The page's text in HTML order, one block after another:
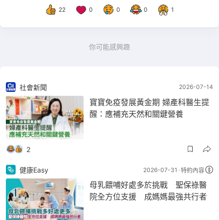
22 0 0 0 1
你可能感興趣
社會新聞 2026-07-14
寶寶免疫發展黃金期 婦產科醫生提
醒：應補充天然和關鍵營養
2
健康Easy 2026-07-31 特約內容
母乳餵哺好處多於挑戰 聖保祿醫
院全方位支援 成媽媽最強共行者